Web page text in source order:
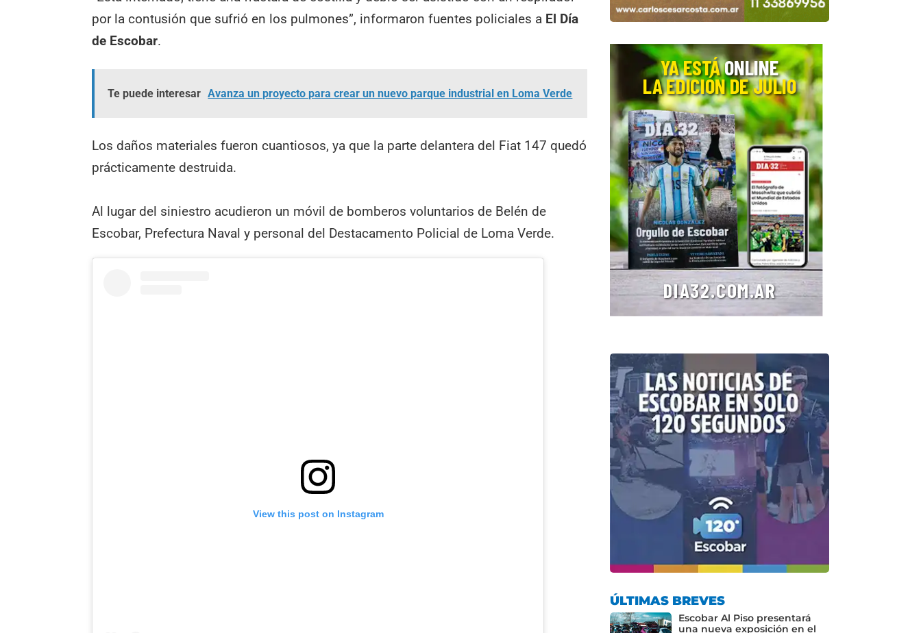
por la contusión que sufrió en los pulmones”, informaron fuentes policiales a El Día
de Escobar.
Te puede interesar Avanza un proyecto para crear un nuevo parque industrial en Loma Verde
Los daños materiales fueron cuantiosos, ya que la parte delantera del Fiat 147 quedó
prácticamente destruida.
Al lugar del siniestro acudieron un móvil de bomberos voluntarios de Belén de
Escobar, Prefectura Naval y personal del Destacamento Policial de Loma Verde.
View this post on Instagram
ÚLTIMAS BREVES
Escobar Al Piso presentará
una nueva exposición en el